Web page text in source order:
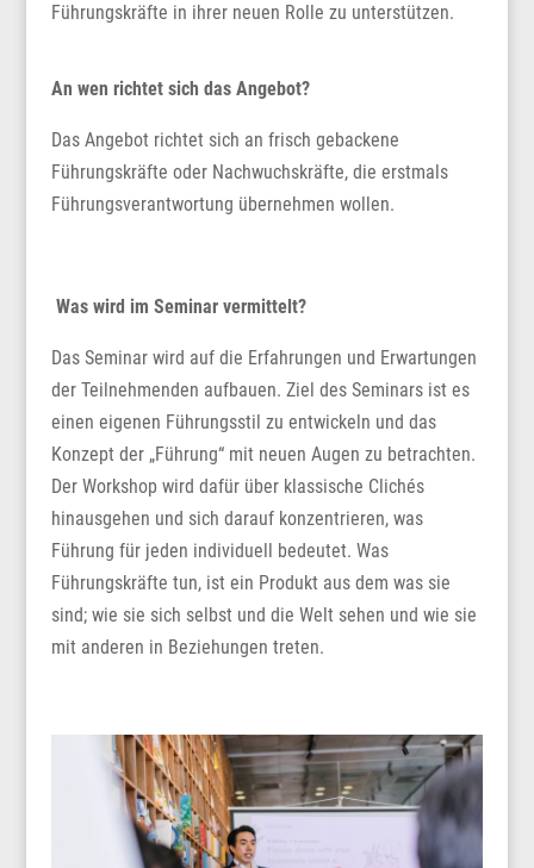
Führungskräfte in ihrer neuen Rolle zu unterstützen.
An wen richtet sich das Angebot?
Das Angebot richtet sich an frisch gebackene
Führungskräfte oder Nachwuchskräfte, die erstmals
Führungsverantwortung übernehmen wollen.
Was wird im Seminar vermittelt?
Das Seminar wird auf die Erfahrungen und Erwartungen
der Teilnehmenden aufbauen. Ziel des Seminars ist es
einen eigenen Führungsstil zu entwickeln und das
Konzept der „Führung“ mit neuen Augen zu betrachten.
Der Workshop wird dafür über klassische Clichés
hinausgehen und sich darauf konzentrieren, was
Führung für jeden individuell bedeutet. Was
Führungskräfte tun, ist ein Produkt aus dem was sie
sind; wie sie sich selbst und die Welt sehen und wie sie
mit anderen in Beziehungen treten.